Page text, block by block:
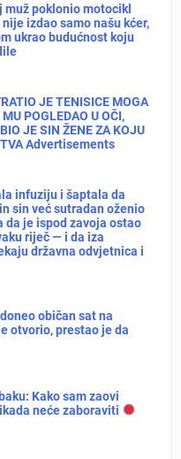
muž poklonio motocikl
izdao samo našu kćer,
ukrao budućnost koju
JE TENISICE MOGA
POGLEDAO U OČI,
JE SIN ŽENE ZA KOJU
Advertisements
infuziju i šaptala da
sin već sutradan oženio
da je ispod zavoja ostao
riječ — i da iza
državna odvjetnica i
običan sat na
otvorio, prestao je da
Kako sam zaovi
neće zaboraviti